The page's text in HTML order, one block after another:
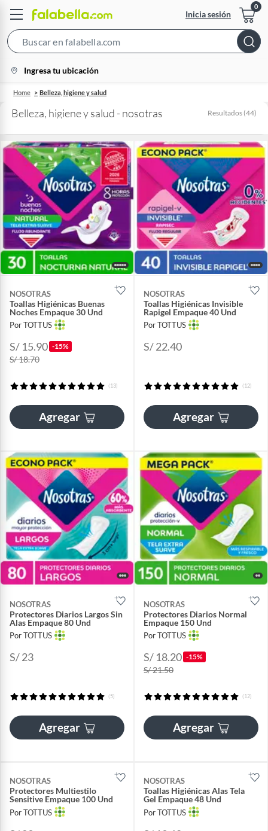
Inicia sesión
Bar
location-
icon
Ingresa tu ubicación
Home Belleza, higiene y salud
Belleza, higiene y salud - nosotras Resultados (44)
NOSOTRAS
Toallas Higiénicas Buenas
Noches Empaque 30 Und
Por TOTTUS
S/ 15.90 -15%
S/ 18.70
(13)
Agregar
NOSOTRAS
Toallas Higiénicas Invisible
Rapigel Empaque 40 Und
Por TOTTUS
S/ 22.40
(12)
Agregar
NOSOTRAS
Protectores Diarios Largos Sin
Alas Empaque 80 Und
Por TOTTUS
S/ 23
(5)
Agregar
NOSOTRAS
Protectores Diarios Normal
Empaque 150 Und
Por TOTTUS
S/ 18.20 -15%
S/ 21.50
(12)
Agregar
NOSOTRAS
Protectores Multiestilo
Sensitive Empaque 100 Und
Por TOTTUS
NOSOTRAS
Toallas Higiénicas Alas Tela
Gel Empaque 48 Und
Por TOTTUS